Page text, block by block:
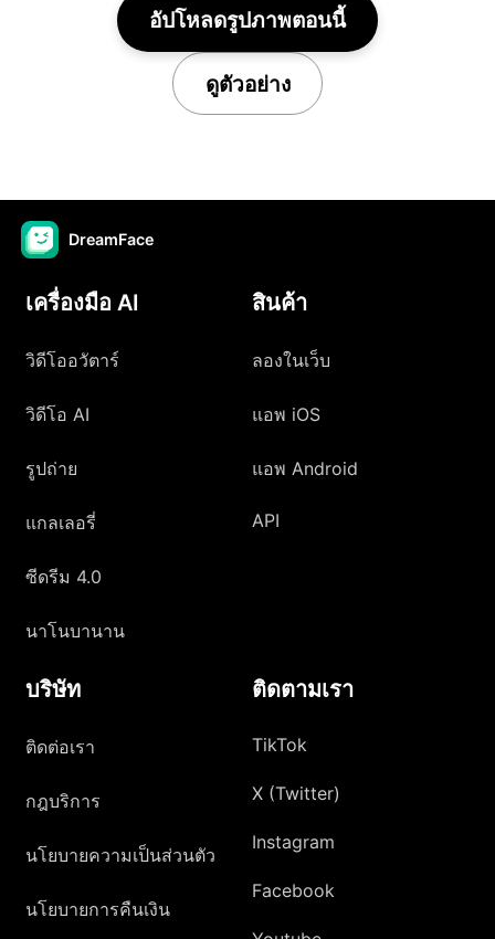
อัปโหลดรูปภาพตอนนี้
ดูตัวอย่าง
DreamFace
เครื่องมือ AI
วิดีโออวัตาร์
วิดีโอ AI
รูปถ่าย
แกลเลอรี่
ซีดรีม 4.0
นาโนบานาน
สินค้า
ลองในเว็บ
แอพ iOS
แอพ Android
API
บริษัท
ติดต่อเรา
กฎบริการ
นโยบายความเป็นส่วนตัว
นโยบายการคืนเงิน
ติดตามเรา
TikTok
X (Twitter)
Instagram
Facebook